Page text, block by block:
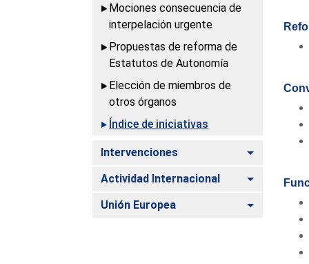
Mociones consecuencia de
interpelación urgente
Propuestas de reforma de
Estatutos de Autonomía
Elección de miembros de
otros órganos
Índice de iniciativas
Intervenciones Alternar
Actividad Internacional Alternar
Unión Europea Alternar